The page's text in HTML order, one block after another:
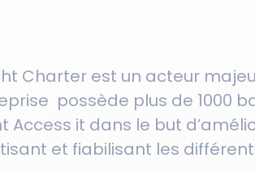
Charter est un acteur
possède plus de 1000
Access it dans le but
et fiabilisant les